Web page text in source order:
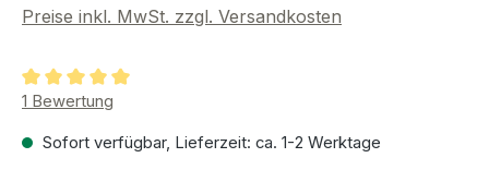
Preise inkl. MwSt. zzgl. Versandkosten
Durchschnittliche Bewertung von 5 von 5 Sternen
1 Bewertung
Sofort verfügbar, Lieferzeit: ca. 1-2 Werktage